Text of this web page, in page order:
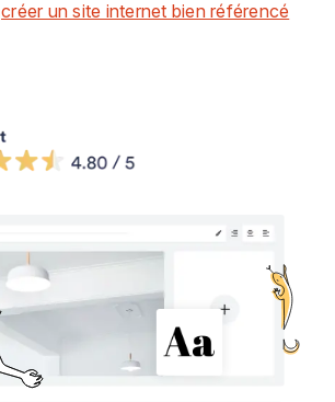
créer un site internet bien référencé